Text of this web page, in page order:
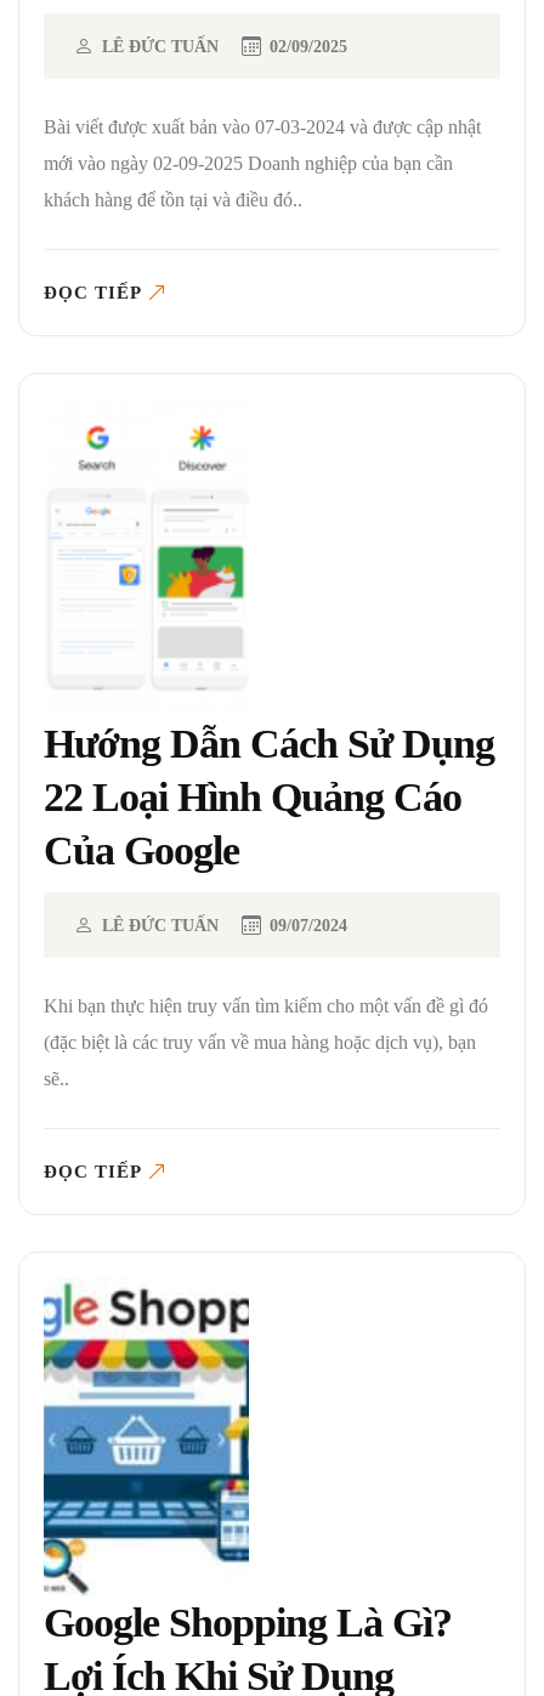
LÊ ĐỨC TUẤN 02/09/2025
Bài viết được xuất bản vào 07-03-2024 và được cập nhật
mới vào ngày 02-09-2025 Doanh nghiệp của bạn cần
khách hàng để tồn tại và điều đó..
ĐỌC TIẾP
Hướng Dẫn Cách Sử Dụng
22 Loại Hình Quảng Cáo
Của Google
LÊ ĐỨC TUẤN 09/07/2024
Khi bạn thực hiện truy vấn tìm kiếm cho một vấn đề gì đó
(đặc biệt là các truy vấn về mua hàng hoặc dịch vụ), bạn
sẽ..
ĐỌC TIẾP
Google Shopping Là Gì?
Lợi Ích Khi Sử Dụng